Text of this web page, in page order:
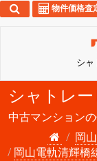
シ
物件価格査
シャトレ
中古マンション
岡
岡山電軌清輝橋